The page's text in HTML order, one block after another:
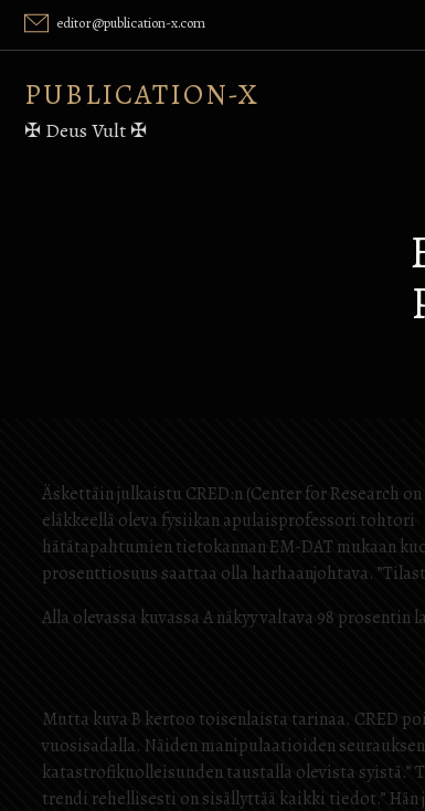
Skip
content
editor@publication-x.com
PUBLICATION-X
✠ Deus Vult ✠
Äskettäin julkaistu CRED:n (Center for Research
eläkkeellä oleva fysiikan apulaisprofessori tohtori
hätätapahtumien tietokannan EM-DAT mukaan
prosenttiosuus saattaa olla harhaanjohtava.
Alla olevassa kuvassa A näkyy valtava 98
Mutta kuva B kertoo toisenlaista tarinaa. CRED
vuosisadalla. Näiden manipulaatioiden
katastrofikuolleisuuden taustalla olevista syistä.”
trendi rehellisesti on sisällyttää kaikki tiedot.”